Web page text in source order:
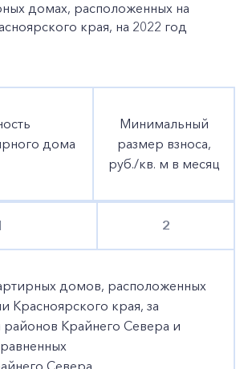
домах, расположенных на
края, на 2022 год
дома
Минимальный
размер взноса,
руб./кв. м в месяц
2
домов, расположенных
Красноярского края, за
Крайнего Севера и
Севера